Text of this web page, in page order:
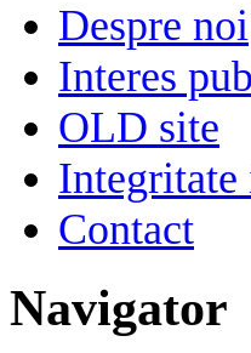
Despre noi
Interes
OLD site
Contact
Navigator